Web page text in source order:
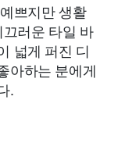
쁘지만 생활
러운 타일 바
넓게 퍼진 디
아하는 분에게
.